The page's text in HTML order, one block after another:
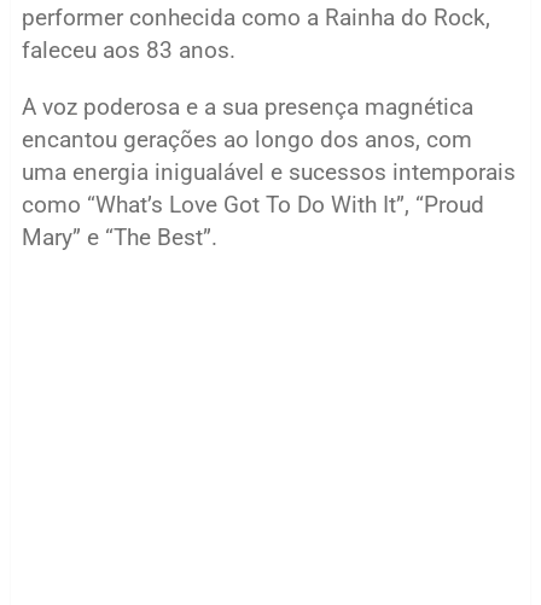
performer conhecida como a Rainha do Rock,
faleceu aos 83 anos.
A voz poderosa e a sua presença magnética
encantou gerações ao longo dos anos, com
uma energia inigualável e sucessos intemporais
como “What’s Love Got To Do With It”, “Proud
Mary” e “The Best”.